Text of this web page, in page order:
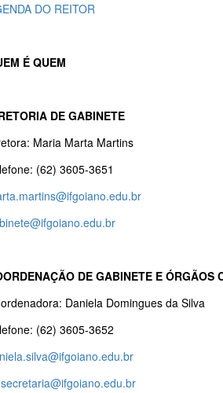
DO REITOR
É QUEM
DE GABINETE
Maria Marta Martins
(62) 3605-3651
DE GABINETE E ÓRGÃOS
Daniela Domingues da Silva
(62) 3605-3652